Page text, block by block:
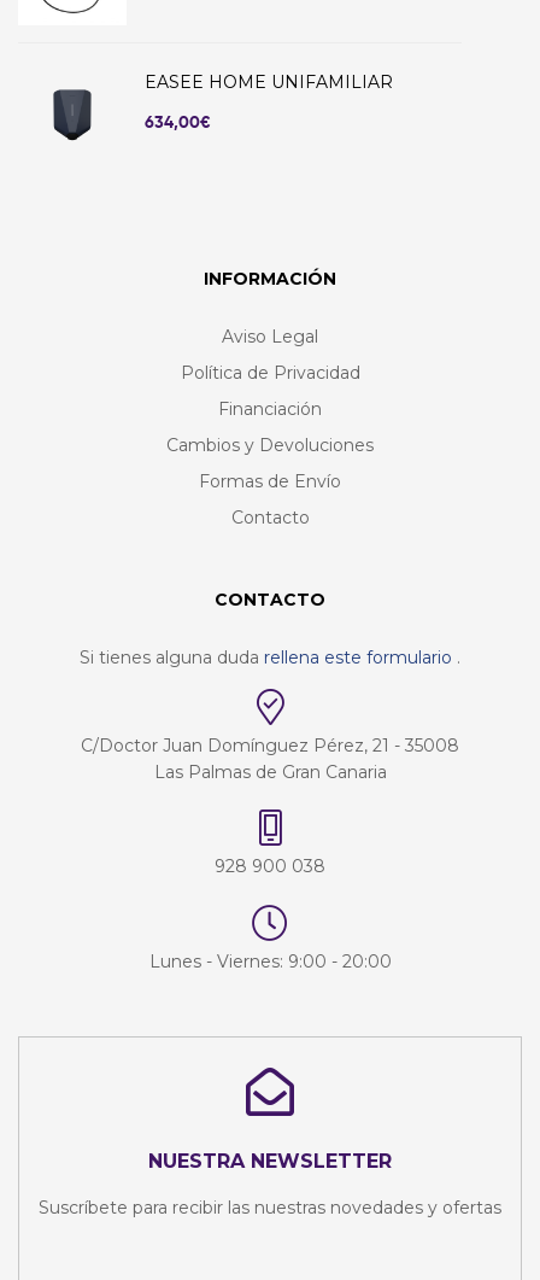
EASEE HOME UNIFAMILIAR
634,00€
INFORMACIÓN
Aviso Legal
Política de Privacidad
Financiación
Cambios y Devoluciones
Formas de Envío
Contacto
CONTACTO
Si tienes alguna duda rellena este formulario .
C/Doctor Juan Domínguez Pérez, 21 - 35008
Las Palmas de Gran Canaria
928 900 038
Lunes - Viernes: 9:00 - 20:00
NUESTRA NEWSLETTER
Suscríbete para recibir las nuestras novedades y ofertas